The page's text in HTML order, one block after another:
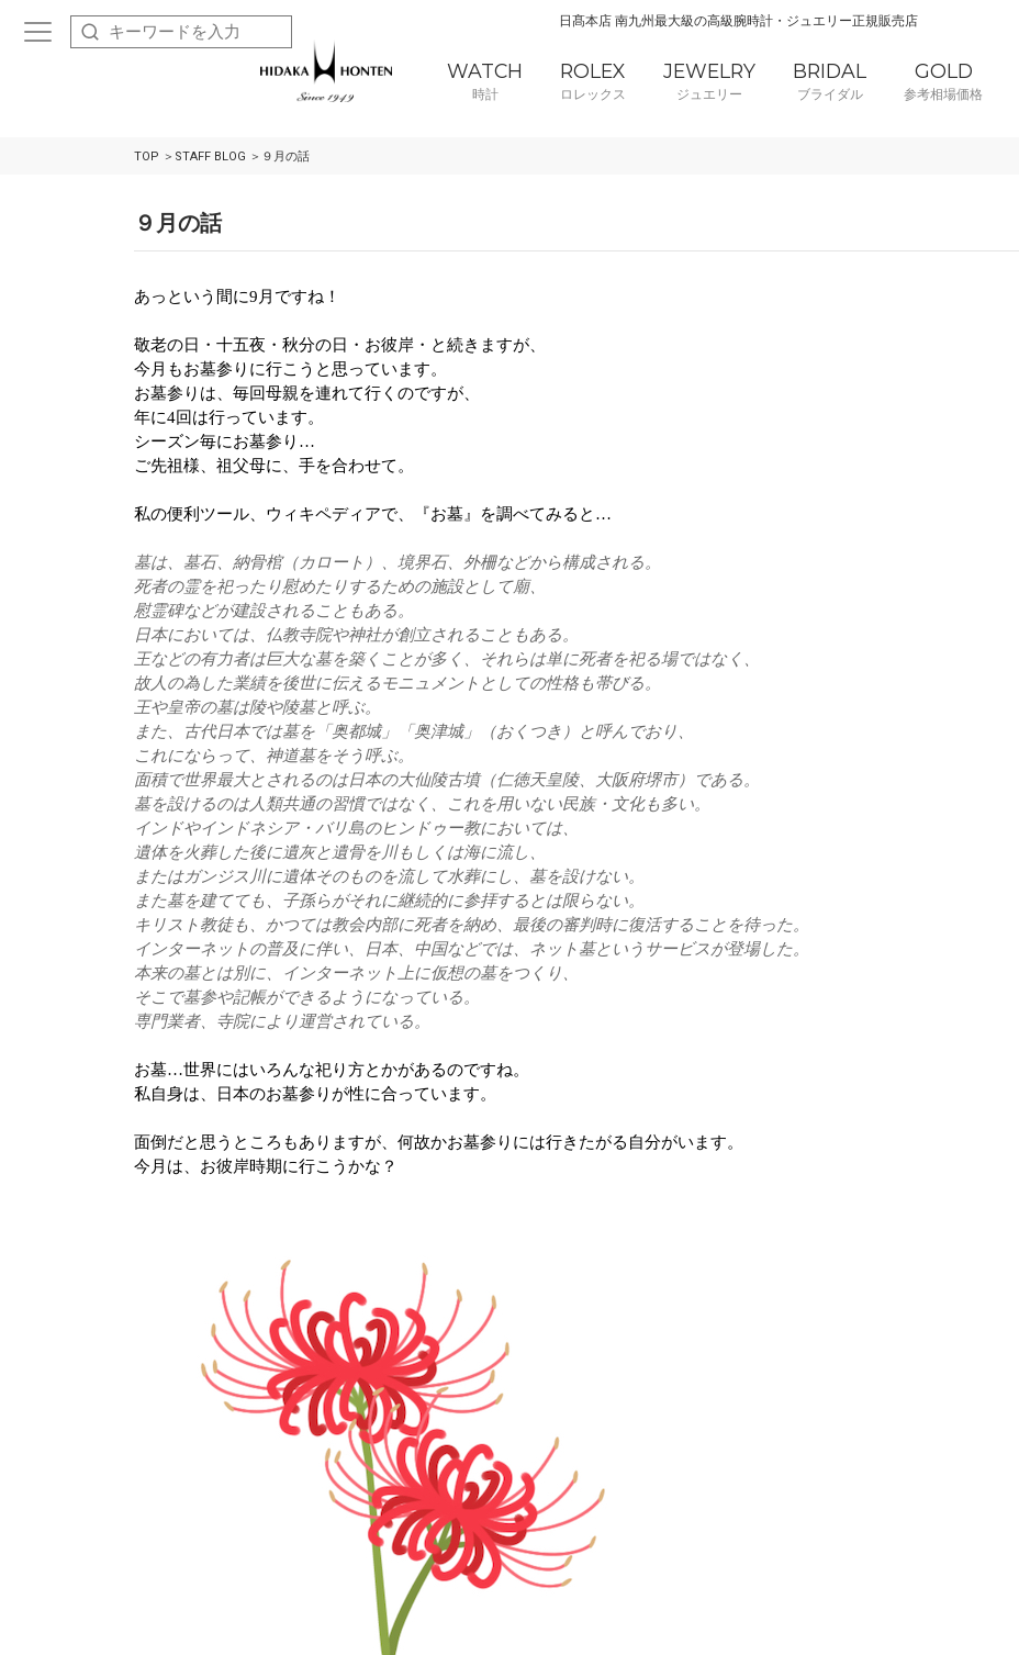
日髙本店 南九州最大級の高級腕時計・ジュエリー正規販売店
WATCH
時計
ROLEX
ロレックス
JEWELRY
ジュエリー
BRIDAL
ブライダル
GOLD
参考相場価格
TOP STAFF BLOG ９月の話
９月の話
あっという間に9 月ですね！
敬老の日・十五夜・秋分の日・お彼岸・と続きますが、
今月もお墓参りに行こうと思っています。
お墓参りは、毎回母親を連れて行くのですが、
年に4回は行っています。
シーズン毎にお墓参り…
ご先祖様、祖父母に、手を合わせて。
私の便利ツール、ウィキペディアで、『お墓』を調べてみると…
墓は、墓石、納骨棺（カロート）、境界石、外柵などから構成される。
死者の霊を祀ったり慰めたりするための施設として廟、
慰霊碑などが建設されることもある。
日本においては、仏教寺院や神社が創立されることもある。
王などの有力者は巨大な墓を築くことが多く、それらは単に死者を祀る場ではなく、
故人の為した業績を後世に伝えるモニュメントとしての性格も帯びる。
王や皇帝の墓は陵や陵墓と呼ぶ。
また、古代日本では墓を「奥都城」「奥津城」（おくつき）と呼んでおり、
これにならって、神道墓をそう呼ぶ。
面積で世界最大とされるのは日本の大仙陵古墳（仁徳天皇陵、大阪府堺市）である。
墓を設けるのは人類共通の習慣ではなく、これを用いない民族・文化も多い。
インドやインドネシア・バリ島のヒンドゥー教においては、
遺体を火葬した後に遺灰と遺骨を川もしくは海に流し、
またはガンジス川に遺体そのものを流して水葬にし、墓を設けない。
また墓を建てても、子孫らがそれに継続的に参拝するとは限らない。
キリスト教徒も、かつては教会内部に死者を納め、最後の審判時に復活することを待った。
インターネットの普及に伴い、日本、中国などでは、ネット墓というサービスが登場した。
本来の墓とは別に、インターネット上に仮想の墓をつくり、
そこで墓参や記帳ができるようになっている。
専門業者、寺院により運営されている。
お墓…世界にはいろんな祀り方とかがあるのですね。
私自身は、日本のお墓参りが性に合っています。
面倒だと思うところもありますが、何故かお墓参りには行きたがる自分がいます。
今月は、お彼岸時期に行こうかな？